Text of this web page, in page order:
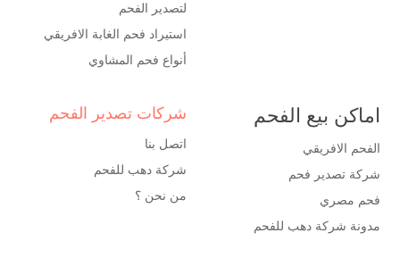
لتصدير الفحم
استيراد فحم الغابة الافريقي
أنواع فحم المشاوي
اماكن بيع الفحم
الفحم الافريقي
شركة تصدير فحم
فحم مصري
مدونة شركة دهب للفحم
شركات تصدير الفحم
اتصل بنا
شركة دهب للفحم
من نحن ؟